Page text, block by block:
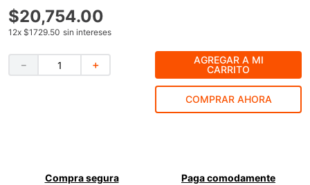
$20,754.00
12x $1729.50 sin intereses
＋
－
AGREGAR A MI
CARRITO
COMPRAR AHORA
Compra segura
Paga comodamente
lenox